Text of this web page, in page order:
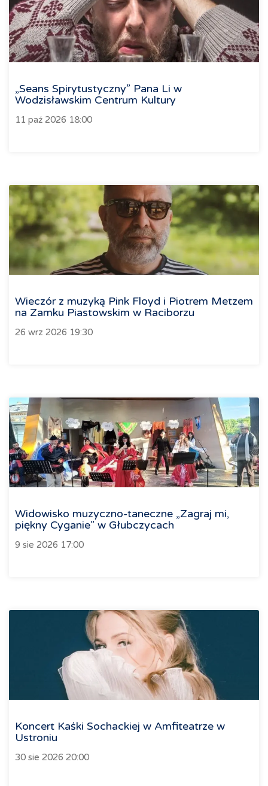
„Seans Spirytustyczny” Pana Li w
Wodzisławskim Centrum Kultury
11 paź 2026 18:00
Wieczór z muzyką Pink Floyd i Piotrem Metzem
na Zamku Piastowskim w Raciborzu
26 wrz 2026 19:30
Widowisko muzyczno-taneczne „Zagraj mi,
piękny Cyganie” w Głubczycach
9 sie 2026 17:00
Koncert Kaśki Sochackiej w Amfiteatrze w
Ustroniu
30 sie 2026 20:00